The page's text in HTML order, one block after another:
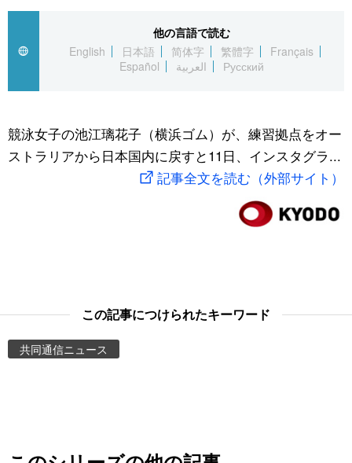
Русский
経済・ビジネス
国際
文化
トップ
アーカイブ
In-depth
Japan Data
動画/Live
スポーツ・東京2020
他の言語で読む
English
日本語 简体字 繁體字
Français
Español
العربية Русский
競泳女子の池江璃花子（横浜ゴム）が、練習拠点をオー
ストラリアから日本国内に戻すと11日、インスタグラ...
記事全文を読む（外部サイト）
この記事につけられたキーワード
共同通信ニュース